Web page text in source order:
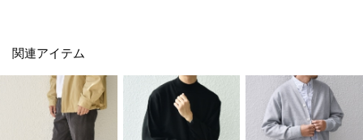
関連アイテム